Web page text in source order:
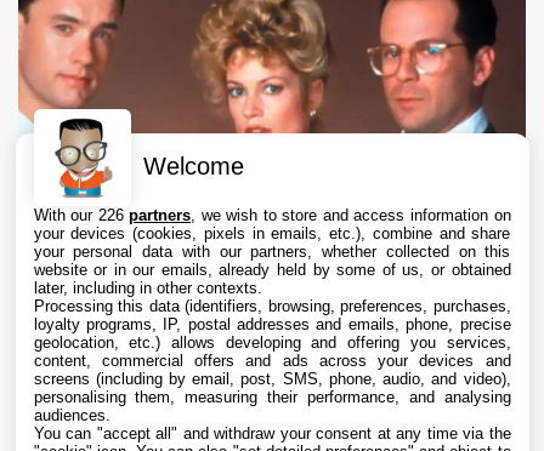
Apple TV abandonne le projet de série Le
Bûcher des Vanités après des désaccords
créatifs
6 Aug. 2026 • 17:20
Welcome
With our 226partners , we wish to store and access information on
your devices (cookies, pixels in emails, etc.), combine and share
your personal data with our partners, whether collected on this
website or in our emails, already held by some of us, or obtained
later, including in other contexts.
Processing this data (identifiers, browsing, preferences, purchases,
loyalty programs, IP, postal addresses and emails, phone, precise
geolocation, etc.) allows developing and offering you services,
content, commercial offers and ads across your devices and
screens (including by email, post, SMS, phone, audio, and video),
personalising them, measuring their performance, and analysing
audiences.
You can "accept all" and withdraw your consent at any time via the